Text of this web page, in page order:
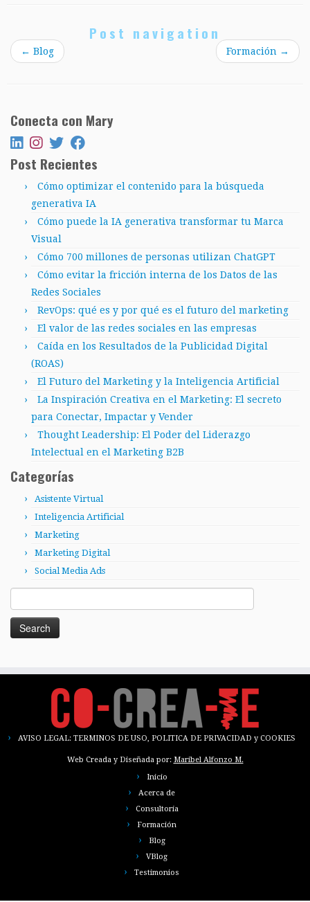
Post navigation
← Blog Formación →
Conecta con Mary
Post Recientes
Cómo optimizar el contenido para la búsqueda
generativa IA
Cómo puede la IA generativa transformar tu Marca
Visual
Cómo 700 millones de personas utilizan ChatGPT
Cómo evitar la fricción interna de los Datos de las
Redes Sociales
RevOps: qué es y por qué es el futuro del marketing
El valor de las redes sociales en las empresas
Caída en los Resultados de la Publicidad Digital
(ROAS)
El Futuro del Marketing y la Inteligencia Artificial
La Inspiración Creativa en el Marketing: El secreto
para Conectar, Impactar y Vender
Thought Leadership: El Poder del Liderazgo
Intelectual en el Marketing B2B
Categorías
Asistente Virtual
Inteligencia Artificial
Marketing
Marketing Digital
Social Media Ads
AVISO LEGAL: TERMINOS DE USO, POLITICA DE PRIVACIDAD y COOKIES
Web Creada y Diseñada por: Maribel Alfonzo M.
Inicio
Acerca de
Consultoría
Formación
Blog
VBlog
Testimonios